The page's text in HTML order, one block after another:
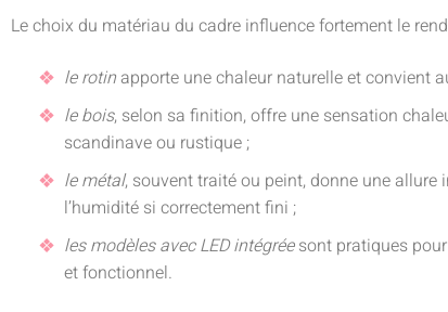
Le choix du matériau du cadre influence fortement le
le rotin apporte une chaleur naturelle et convient
le bois, selon sa finition, offre une sensation
scandinave ou rustique ;
le métal, souvent traité ou peint, donne une
l’humidité si correctement fini ;
les modèles avec LED intégréesont pratiques
et fonctionnel.